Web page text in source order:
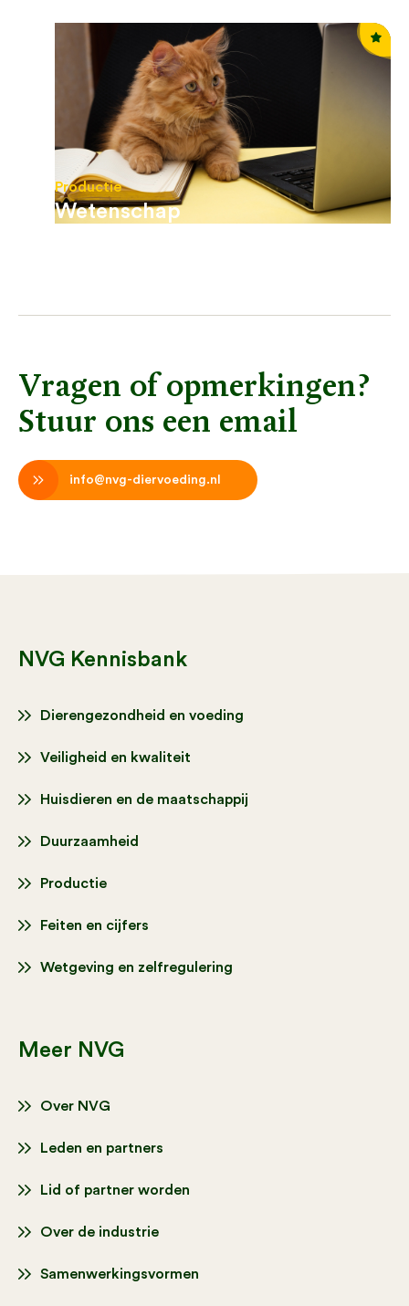
Productie
Wetenschap
Vragen of opmerkingen?
Stuur ons een email
info@nvg-diervoeding.nl
NVG Kennisbank
Dierengezondheid en voeding
Veiligheid en kwaliteit
Huisdieren en de maatschappij
Duurzaamheid
Productie
Feiten en cijfers
Wetgeving en zelfregulering
Meer NVG
Over NVG
Leden en partners
Lid of partner worden
Over de industrie
Samenwerkingsvormen